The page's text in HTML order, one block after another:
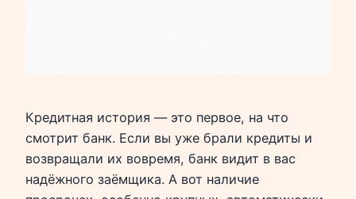
Кредитная история — это первое, на что
смотрит банк. Если вы уже брали кредиты и
возвращали их вовремя, банк видит в вас
надёжного заёмщика. А вот наличие